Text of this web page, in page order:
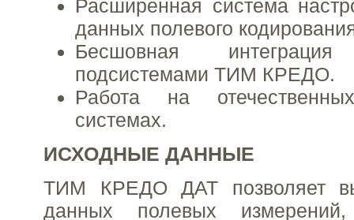
Расширенная система
данных полевого
Бесшовная
подсистемами ТИМ КРЕДО.
Работа на
системах.
ИСХОДНЫЕ ДАННЫЕ
ТИМ КРЕДО ДАТ позволяет
данных полевых